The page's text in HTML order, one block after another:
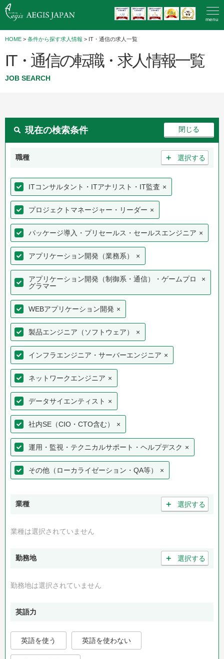
menu
HOME > 条件から探す求人情報 > IT・通信の求人一覧
IT・通信の転職・求人情報一覧
JOB SEARCH
現在の検索条件
職種 ＋ 選択する
ITコンサルタント・ITアナリスト・IT監査 ×
プロジェクトマネージャー・リーダー ×
パッケージ導入・プリセールス・セールスエンジニア ×
アプリケーション開発（業務系） ×
アプリケーション開発（制御系・通信）・ゲームプロ
グラマー
×
WEBアプリケーション開発 ×
製品エンジニア（ソフトウェア） ×
インフラエンジニア・サーバーエンジニア ×
ネットワークエンジニア ×
データサイエンティスト ×
社内SE（CIO・CTO含む） ×
運用・監視・テクニカルサポート・ヘルプデスク ×
その他（ローカライゼーション・QA等） ×
業種 ＋ 選択する
業種は選択されていません
勤務地 ＋ 選択する
勤務地は選択されていません
英語力
英語を使う 英語を使わない